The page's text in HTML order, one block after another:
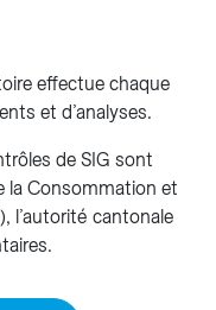
effectue chaque
et d’analyses.
de SIG sont
la Consommation et
l’autorité cantonale